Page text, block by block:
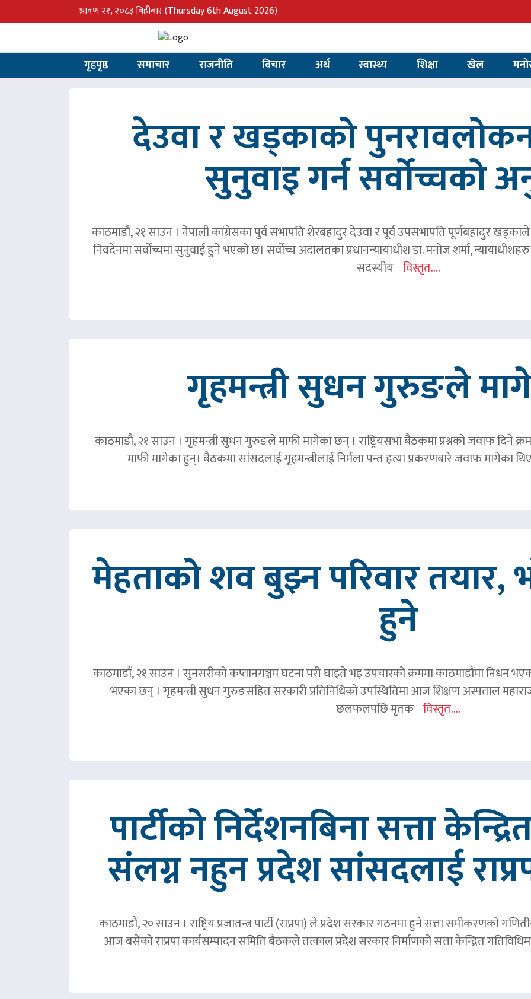
श्रावण २१, २०८३ बिहीबार(Thursday 6th August 2026)
गृहपृष्ठ समाचार राजनीति विचार अर्थ स्वास्थ्य शिक्षा खेल
देउवा र खड्काको
सुनुवाइ गर्न सर्वोच्चको
काठमाडौं, २१ साउन । नेपाली कांग्रेसका पुर्व सभापति शेरबहादुर देउवा र पूर्व उपसभापति पूर्णबहादुर
निवदेनमा सर्वोच्चमा सुनुवाई हुने भएको छ। सर्वोच्च अदालतका प्रधानन्यायाधीश डा. मनोज शर्मा,
सदस्यीय विस्तृत....
गृहमन्त्री सुधन गुरुङले
काठमाडौं, २१ साउन । गृहमन्त्री सुधन गुरुङले माफी मागेका छन् । राष्ट्रियसभा बैठकमा प्रश्नको जवाफ दिने
माफी मागेका हुन्। बैठकमा सांसदलाई गृहमन्त्रीलाई निर्मला पन्त हत्या प्रकरणबारे जवाफ मागेका
मेहताको शव बुझ्न परिवार तयार,
हुने
काठमाडौं, २१ साउन । सुनसरीको कप्तानगञ्जम घटना परी घाइते भइ उपचारको क्रममा काठमाडौंमा निधन
भएका छन् । गृहमन्त्री सुधन गुरुङसहित सरकारी प्रतिनिधिको उपस्थितिमा आज शिक्षण अस्पताल
छलफलपछि मृतक विस्तृत....
पार्टीको निर्देशनबिना सत्ता
संलग्न नहुन प्रदेश सांसदलाई
काठमाडौं, २० साउन । राष्ट्रिय प्रजातन्त्र पार्टी (राप्रपा) ले प्रदेश सरकार गठनमा हुने सत्ता समीकरणको
आज बसेको राप्रपा कार्यसम्पादन समिति बैठकले तत्काल प्रदेश सरकार निर्माणको सत्ता केन्द्रित